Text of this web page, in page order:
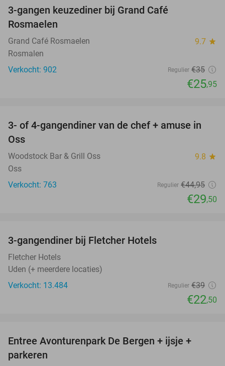
3-gangen keuzediner bij Grand Café
Rosmaelen
Grand Café Rosmaelen 9.7 star
Rosmalen
Verkocht: 902
Regulier €35
€25,95
34%
3- of 4-gangendiner van de chef + amuse in
Oss
Woodstock Bar & Grill Oss 9.8 star
Oss
Verkocht: 763
Regulier €44,95
€29,50
3-gangendiner bij Fletcher Hotels
Fletcher Hotels
Uden (+ meerdere locaties)
Verkocht: 13.484
Regulier €39
€22,50
Entree Avonturenpark De Bergen + ijsje +
parkeren